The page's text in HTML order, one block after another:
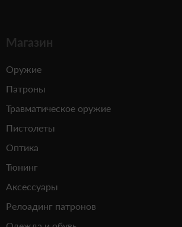
Магазин
Оружие
Патроны
Травматическое оружие
Пистолеты
Оптика
Тюнинг
Аксессуары
Релоадинг патронов